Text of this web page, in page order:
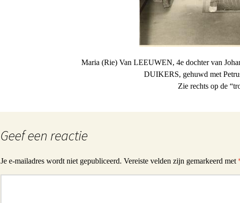
Maria (Rie) Van LEEUWEN, 4e dochter van
DUIKERS, gehuwd met
Zie rechts op de
Geef een reactie
Je e-mailadres wordt niet gepubliceerd. Vereiste velden zijn gemarkeerd met